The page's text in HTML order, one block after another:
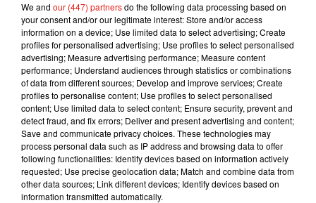
6 août 2026
Il y a 10 ans, DJ Snake changeait de
dimension avec son premier...
3 août 2026
Fred again.. et Latin Mafia dévoilent enfin
leur mixtape créée en...
We and our (447) partnersdo the following data processing based on
your consent and/or our legitimate interest: Store and/or access
information on a device; Use limited data to select advertising; Create
profiles for personalised advertising; Use profiles to select personalised
advertising; Measure advertising performance; Measure content
performance; Understand audiences through statistics or combinations
of data from different sources; Develop and improve services; Create
profiles to personalise content; Use profiles to select personalised
content; Use limited data to select content; Ensure security, prevent and
detect fraud, and fix errors; Deliver and present advertising and content;
Save and communicate privacy choices. These technologies may
process personal data such as IP address and browsing data to offer
following functionalities: Identify devices based on information actively
requested; Use precise geolocation data; Match and combine data from
other data sources; Link different devices; Identify devices based on
information transmitted automatically.